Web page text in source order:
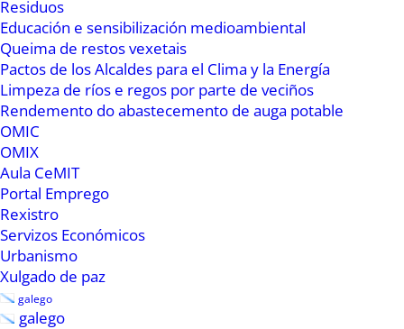
Residuos
Educación e sensibilización medioambiental
Queima de restos vexetais
Pactos de los Alcaldes para el Clima y la Energía
Limpeza de ríos e regos por parte de veciños
Rendemento do abastecemento de auga potable
OMIC
OMIX
Aula CeMIT
Portal Emprego
Rexistro
Servizos Económicos
Urbanismo
Xulgado de paz
galego
galego
colectores son os mesmos, ata que se
acometan outros novos ramais e no caso de
Ribadeo e outros pobos as grandes pendentes
dificultan calquera solución. O ideal sería a
segregación das augas pluviais e grises, e neso
se pode pensar, pero non coma unha solución a
curto prazo”.
O concelleiro de Medio Ambiente suliña que “o
Concello de Ribadeo o que sí debe facer e así
será é estar enriba da empresa concesionaria
para que o mantemento e as inversión estean á
orde do día, e seguiremos presionando ás